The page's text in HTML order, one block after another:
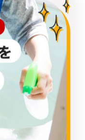
次のページ >
Categories